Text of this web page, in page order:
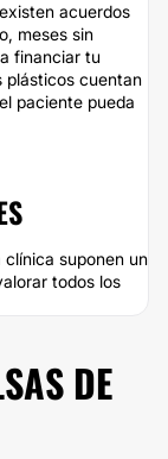
acuerdos
meses sin
financiar tu
plásticos cuentan
paciente pueda
suponen un
todos los
DE